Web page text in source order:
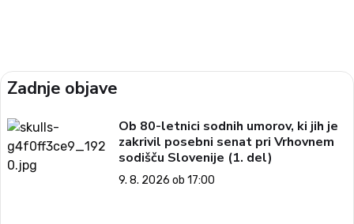
Zadnje objave
Ob 80-letnici sodnih umorov, ki jih je
zakrivil posebni senat pri Vrhovnem
sodišču Slovenije (1. del)
9. 8. 2026 ob 17:00